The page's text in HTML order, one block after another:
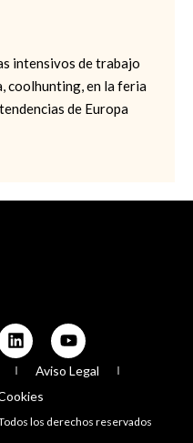
intensivos de trabajo
coolhunting, en la feria
de Europa
Aviso Legal
los derechos reservados